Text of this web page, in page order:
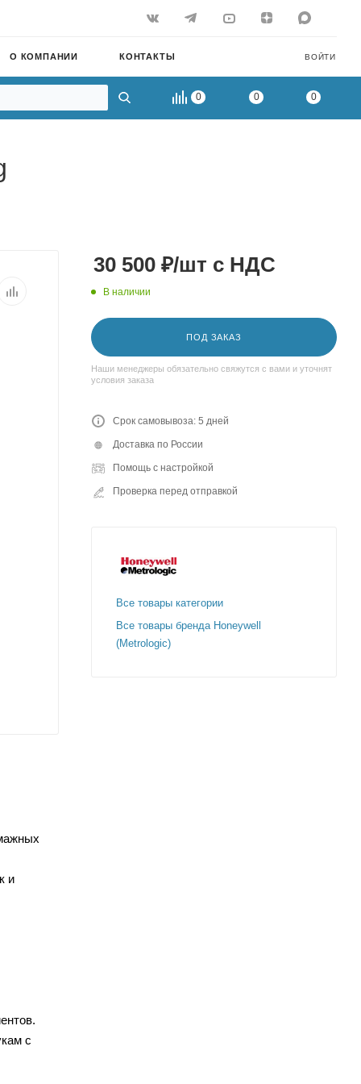
ВОЙТИ
О КОМПАНИИ КОНТАКТЫ
0 0 0
и
с
30 500 ₽/шт с НДС
В наличии
ПОД ЗАКАЗ
Наши менеджеры обязательно свяжутся с вами и уточнят
условия заказа
Срок самовывоза: 5 дней
Доставка по России
Помощь с настройкой
Проверка перед отправкой
Все товары категории
Все товары бренда Honeywell
(Metrologic)